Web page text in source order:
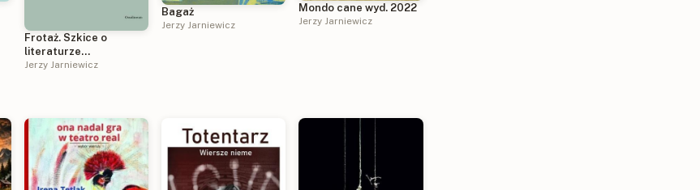
Frotaż. Szkice o
literaturze
anglojęzycznej
Jerzy Jarniewicz
Bagaż
Jerzy Jarniewicz
Mondo cane wyd. 2022
Jerzy Jarniewicz